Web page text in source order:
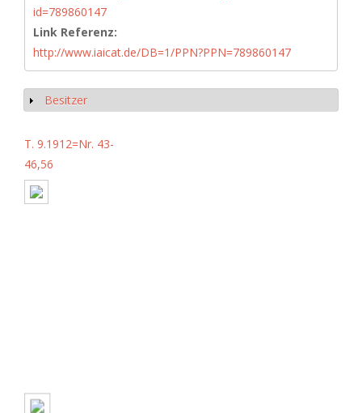
id=789860147
Link Referenz:
http://www.iaicat.de/DB=1/PPN?PPN=789860147
Show
Besitzer
T. 9.1912=Nr. 43-
46,56